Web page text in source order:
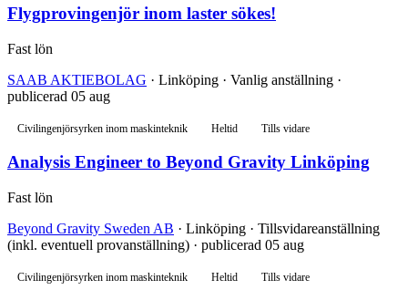
Flygprovingenjör inom laster sökes!
Fast lön
SAAB AKTIEBOLAG · Linköping · Vanlig anställning ·
publicerad 05 aug
Civilingenjörsyrken inom maskinteknik Heltid Tills vidare
Analysis Engineer to Beyond Gravity Linköping
Fast lön
Beyond Gravity Sweden AB · Linköping · Tillsvidareanställning
(inkl. eventuell provanställning) · publicerad 05 aug
Civilingenjörsyrken inom maskinteknik Heltid Tills vidare